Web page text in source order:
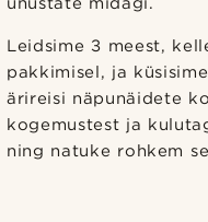
Leidsime 3 meest,
pakkimisel, ja
ärireisi näpunäidete
kogemustest ja
ning natuke rohkem